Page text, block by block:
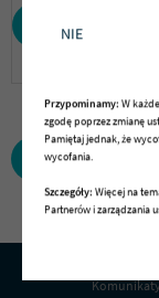
ograniczenia
sprostowania
Sprawdź szczegóły
Szczegółowe
osobowych oraz
znajdują się w
NIE
Przypominamy: W
zgodę poprzez zmianę
Pamiętaj jednak, że
wycofania.
Szczegóły: Więcej na
Partnerów i zarządzania
POBIERZ PLIK
POWRÓT DO